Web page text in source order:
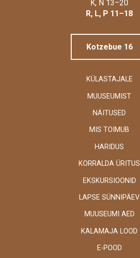
K, N 13–20
R, L, P 11–18
Kotzebue 16
KÜLASTAJALE
MUUSEUMIST
NÄITUSED
MIS TOIMUB
HARIDUS
KORRALDA ÜRITUS
EKSKURSIOONID
LAPSE SÜNNIPÄEV
MUUSEUMI AED
KALAMAJA LOOD
E-POOD